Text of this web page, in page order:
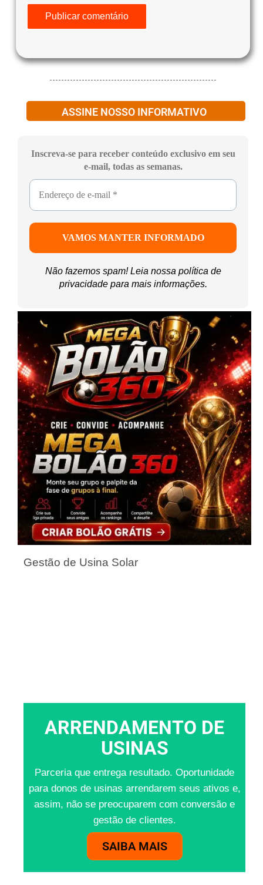
ASSINE NOSSO INFORMATIVO
Inscreva-se para receber conteúdo exclusivo em seu
e-mail, todas as semanas.
Não fazemos spam! Leia nossa política de
privacidadepara mais informações.
Gestão de Usina Solar
ARRENDAMENTO DE
USINAS
Parceria que entrega resultado. Oportunidade
para donos de usinas arrendarem seus ativos e,
assim, não se preocuparem com conversão e
gestão de clientes.
SAIBA MAIS